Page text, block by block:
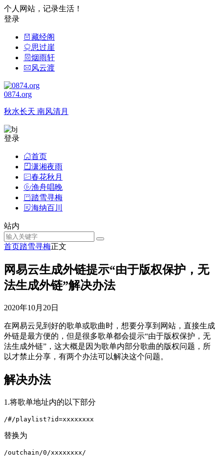
个人网站，记录生活！
登录
藏经阁
思过崖
烟雨轩
风云渡
0874.org
秋水长天 南风清月
登录
首页
潇湘夜雨
春花秋月
渔舟唱晚
踏雪寻梅
海纳百川
站内
首页踏雪寻梅正文
网易云生成外链提示“由于版权保护，无
法生成外链”解决办法
2020年10月20日
在网易云见到好的歌单或歌曲时，想要分享到网站，直接生成
外链是最方便的，但是很多歌单都会提示“由于版权保护，无
法生成外链”，这大概是因为歌单内部分歌曲的版权问题，所
以才禁止分享，有两个办法可以解决这个问题。
解决办法
1.将歌单地址内的以下部分
/#/playlist?id=xxxxxxxx
替换为
/outchain/0/xxxxxxxx/